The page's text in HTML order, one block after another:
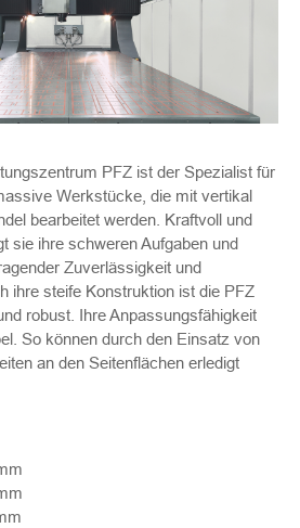
PFZ ist der Spezialist für
Werkstücke, die mit vertikal
bearbeitet werden. Kraftvoll und
sie ihre schweren Aufgaben und
Zuverlässigkeit und
ihre steife Konstruktion ist die PFZ
robust. Ihre Anpassungsfähigkeit
So können durch den Einsatz von
an den Seitenflächen erledigt